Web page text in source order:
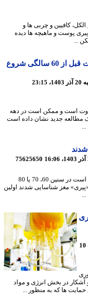
کافیین و چربی ها و
و ماهیچه ها دیده
کشف سه موج «پیری» مغز: تغییرات قبل از 60 سالگی شروع
است و ممکن است در دهه
مطالعه جدید نشان داده است
75625650
احساس «پیری» در هر فرد متفاوت است و ممکن است در سنین 60، 70 یا 80
3 موج اصلی «پیری» مغز شناسایی شدند اولین
در بخش انرژی و مواد
ها که به منظور ...